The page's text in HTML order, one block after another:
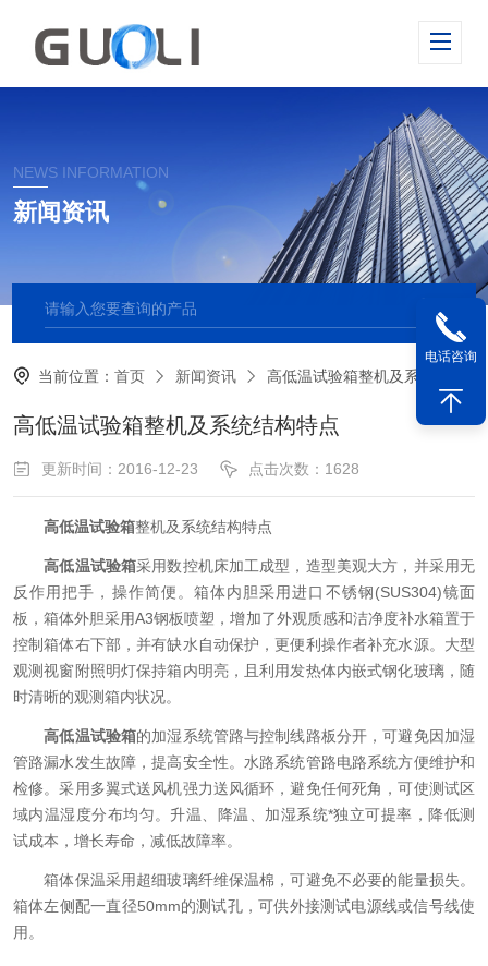
NEWS INFORMATION
新闻资讯
当前位置：首页 新闻资讯 高低温试验箱整机及系统结构特点
高低温试验箱整机及系统结构特点
更新时间：2016-12-23 点击次数：1628
高低温试验箱整机及系统结构特点
高低温试验箱采用数控机床加工成型，造型美观大方，并采用无
反作用把手，操作简便。箱体内胆采用进口不锈钢(SUS304)镜面
板，箱体外胆采用A3钢板喷塑，增加了外观质感和洁净度补水箱置于
控制箱体右下部，并有缺水自动保护，更便利操作者补充水源。大型
观测视窗附照明灯保持箱内明亮，且利用发热体内嵌式钢化玻璃，随
时清晰的观测箱内状况。
高低温试验箱的加湿系统管路与控制线路板分开，可避免因加湿
管路漏水发生故障，提高安全性。水路系统管路电路系统方便维护和
检修。采用多翼式送风机强力送风循环，避免任何死角，可使测试区
域内温湿度分布均匀。升温、降温、加湿系统*独立可提率，降低测
试成本，增长寿命，减低故障率。
箱体保温采用超细玻璃纤维保温棉，可避免不必要的能量损失。
箱体左侧配一直径50mm的测试孔，可供外接测试电源线或信号线使
用。
电话咨询